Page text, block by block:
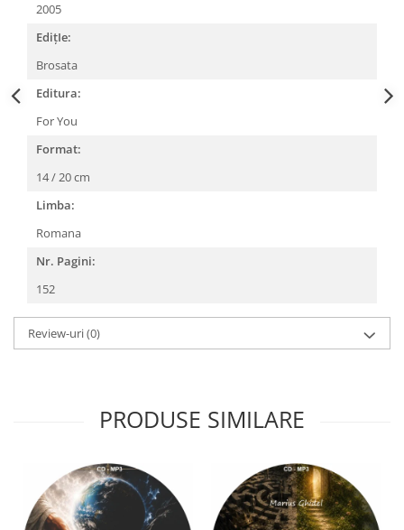
2005
EdițIe:
Brosata
Editura:
For You
Format:
14 / 20 cm
Limba:
Romana
Nr. Pagini:
152
Review-uri(0)
PRODUSE SIMILARE